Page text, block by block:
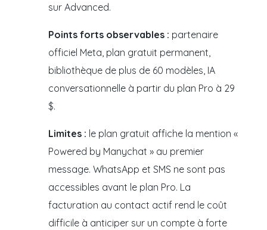
sur Advanced.
Points forts observables : partenaire
officiel Meta, plan gratuit permanent,
bibliothèque de plus de 60 modèles, IA
conversationnelle à partir du plan Pro à 29
$.
Limites : le plan gratuit affiche la mention «
Powered by Manychat » au premier
message. WhatsApp et SMS ne sont pas
accessibles avant le plan Pro. La
facturation au contact actif rend le coût
difficile à anticiper sur un compte à forte